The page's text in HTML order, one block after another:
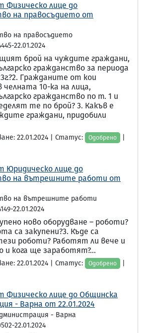
Физическо лице до
на правосъдието от
на правосъдието
22.01.2024
брой на чуждите граждани,
гражданство за периода
Гражданите от кои
челната 10-ка на лица,
гражданство по т. 1 и
те по брой? 3. Какъв e
граждани, придобили
22.01.2024 | Статус: Одобрено
Юридическо лице до
на вътрешните работи от
на вътрешните работи
22.01.2024
ново оборудване – роботи?
са закупени?3. Къде са
роботи? Работят ли вече и
и кога ще заработят?...
22.01.2024 | Статус: Одобрено
Физическо лице до Общинска
- Варна от 22.01.2024
- Варна
22.01.2024